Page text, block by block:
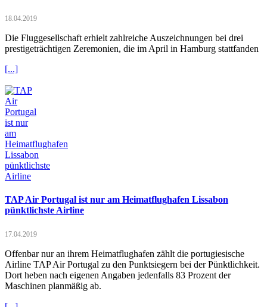
18.04.2019
Die Fluggesellschaft erhielt zahlreiche Auszeichnungen bei drei
prestigeträchtigen Zeremonien, die im April in Hamburg stattfanden
[...]
TAP Air Portugal ist nur am Heimatflughafen Lissabon
pünktlichste Airline
17.04.2019
Offenbar nur an ihrem Heimatflughafen zählt die portugiesische
Airline TAP Air Portugal zu den Punktsiegern bei der Pünktlichkeit.
Dort heben nach eigenen Angaben jedenfalls 83 Prozent der
Maschinen planmäßig ab.